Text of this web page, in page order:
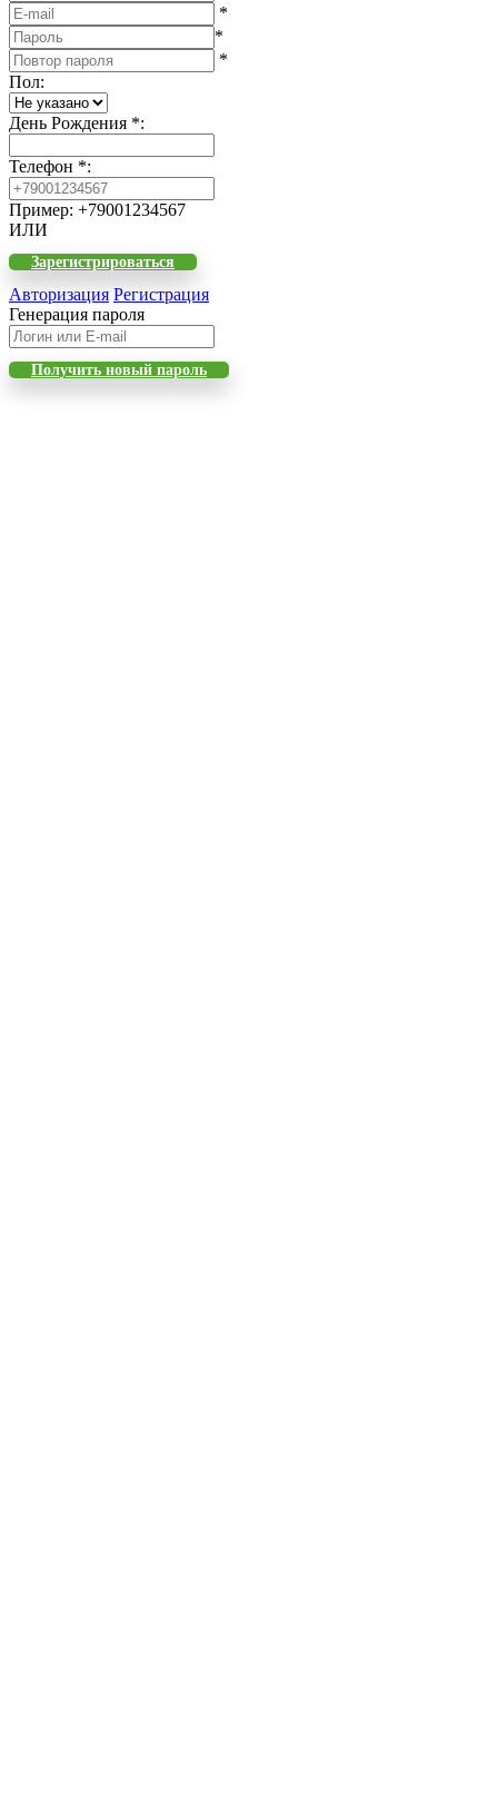
*
*
*
Пол:
День Рождения *:
Телефон *:
Пример: +79001234567
ИЛИ
Зарегистрироваться
Авторизация Регистрация
Генерация пароля
Получить новый пароль